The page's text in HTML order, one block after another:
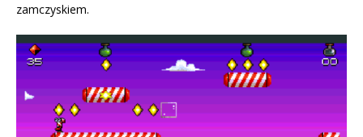
zamczyskiem.